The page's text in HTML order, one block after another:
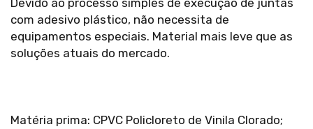
Devido ao processo simples de execução de juntas
com adesivo plástico, não necessita de
equipamentos especiais. Material mais leve que as
soluções atuais do mercado.
Matéria prima: CPVC Policloreto de Vinila Clorado;